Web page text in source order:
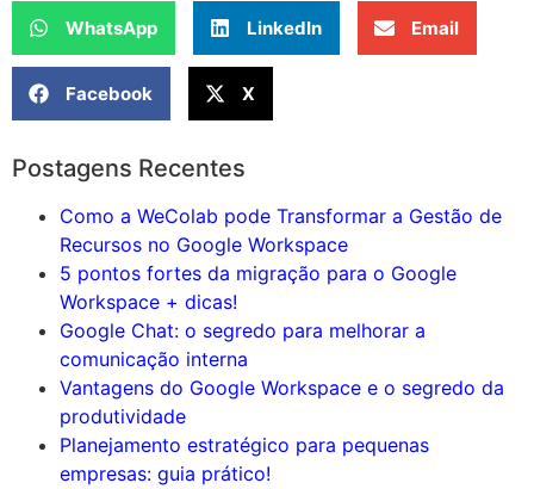
WhatsApp LinkedIn Email
Facebook X
Postagens Recentes
Como a WeColab pode Transformar a Gestão de
Recursos no Google Workspace
5 pontos fortes da migração para o Google
Workspace + dicas!
Google Chat: o segredo para melhorar a
comunicação interna
Vantagens do Google Workspace e o segredo da
produtividade
Planejamento estratégico para pequenas
empresas: guia prático!